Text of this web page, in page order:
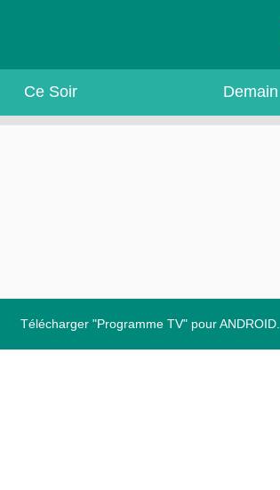
Ce Soir Demain
Télécharger "Programme TV" pour ANDROID.